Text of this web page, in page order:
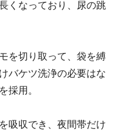
くなっており、尿の跳
を切り取って、袋を縛
バケツ洗浄の必要はな
採用。
吸収でき、夜間帯だけ